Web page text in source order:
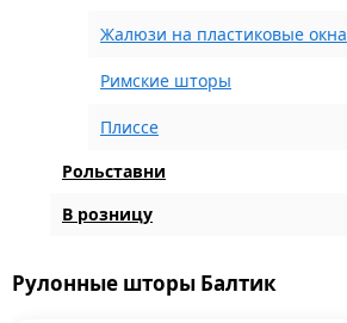
Жалюзи на пластиковые окна
Римские шторы
Плиссе
Рольставни
В розницу
Рулонные шторы Балтик